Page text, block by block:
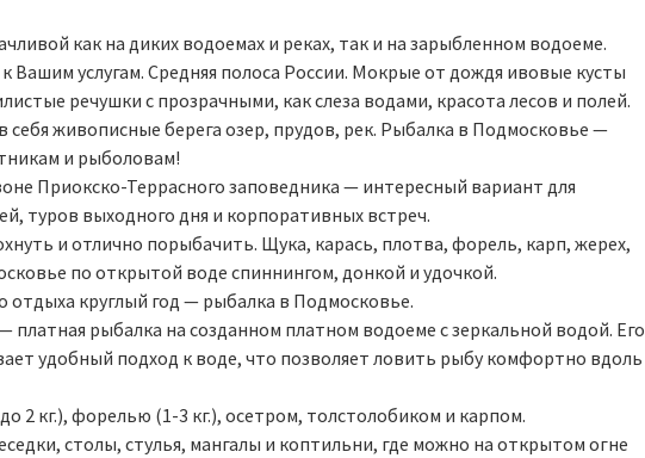
как на диких водоемах и реках, так и на зарыбленном водоеме.
Вашим услугам. Средняя полоса России. Мокрые от дождя ивовые кусты
речушки с прозрачными, как слеза водами, красота лесов и полей.
себя живописные берега озер, прудов, рек. Рыбалка в Подмосковье —
и рыболовам!
Приокско-Террасного заповедника — интересный вариант для
туров выходного дня и корпоративных встреч.
и отлично порыбачить. Щука, карась, плотва, форель, карп, жерех,
по открытой воде спиннингом, донкой и удочкой.
отдыха круглый год — рыбалка в Подмосковье.
рыбалка на созданном платном водоеме с зеркальной водой. Его
удобный подход к воде, что позволяет ловить рыбу комфортно вдоль
2 кг.), форелью (1-3 кг.), осетром, толстолобиком и карпом.
столы, стулья, мангалы и коптильни, где можно на открытом огне